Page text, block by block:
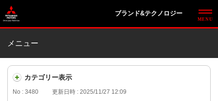
ブランド&テクノロジー
メニュー
カテゴリー表示
No : 3480 更新日時 : 2025/11/27 12:09